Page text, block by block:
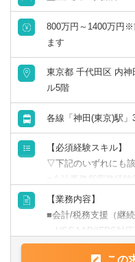
800万円～1400万円※
ます
東京都 千代田区 内
ル5階
各線「神田(東京)駅」
【必須経験スキル】
▽下記のいずれにも
■会計事務所実務経
須）
■税理士試験の3科目
or公認会計士
【歓迎要件】
【業務内容】
■会計/税務支援（継続
・USGAAP/IFRS対
・各種任意/法定監査